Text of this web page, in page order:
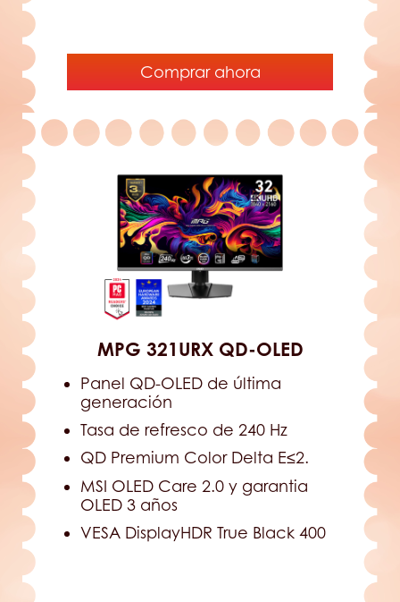
Comprar ahora
MPG 321URX QD-OLED
Panel QD-OLED de última
generación
Tasa de refresco de 240 Hz
QD Premium Color Delta E≤2.
MSI OLED Care 2.0 y garantia
OLED 3 años
VESA DisplayHDR True Black 400